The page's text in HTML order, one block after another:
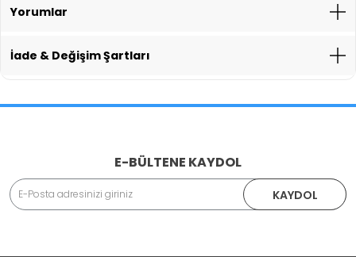
Yorumlar
Adınız Soyadınız
İade & Değişim Şartları
İade veya Değişim İşlemini Nasıl Yapabilirim?
DEĞİŞİM
E-BÜLTENE KAYDOL
KAYDOL